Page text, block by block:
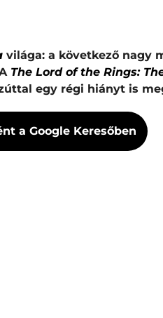
világa: a következő nagy
The Lord of the Rings:
egy régi hiányt is
a Google Keresőben